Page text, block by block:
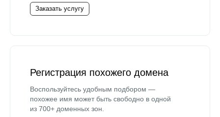
Заказать услугу
Регистрация похожего домена
Воспользуйтесь удобным подбором —
похожее имя может быть свободно в одной
из 700+ доменных зон.